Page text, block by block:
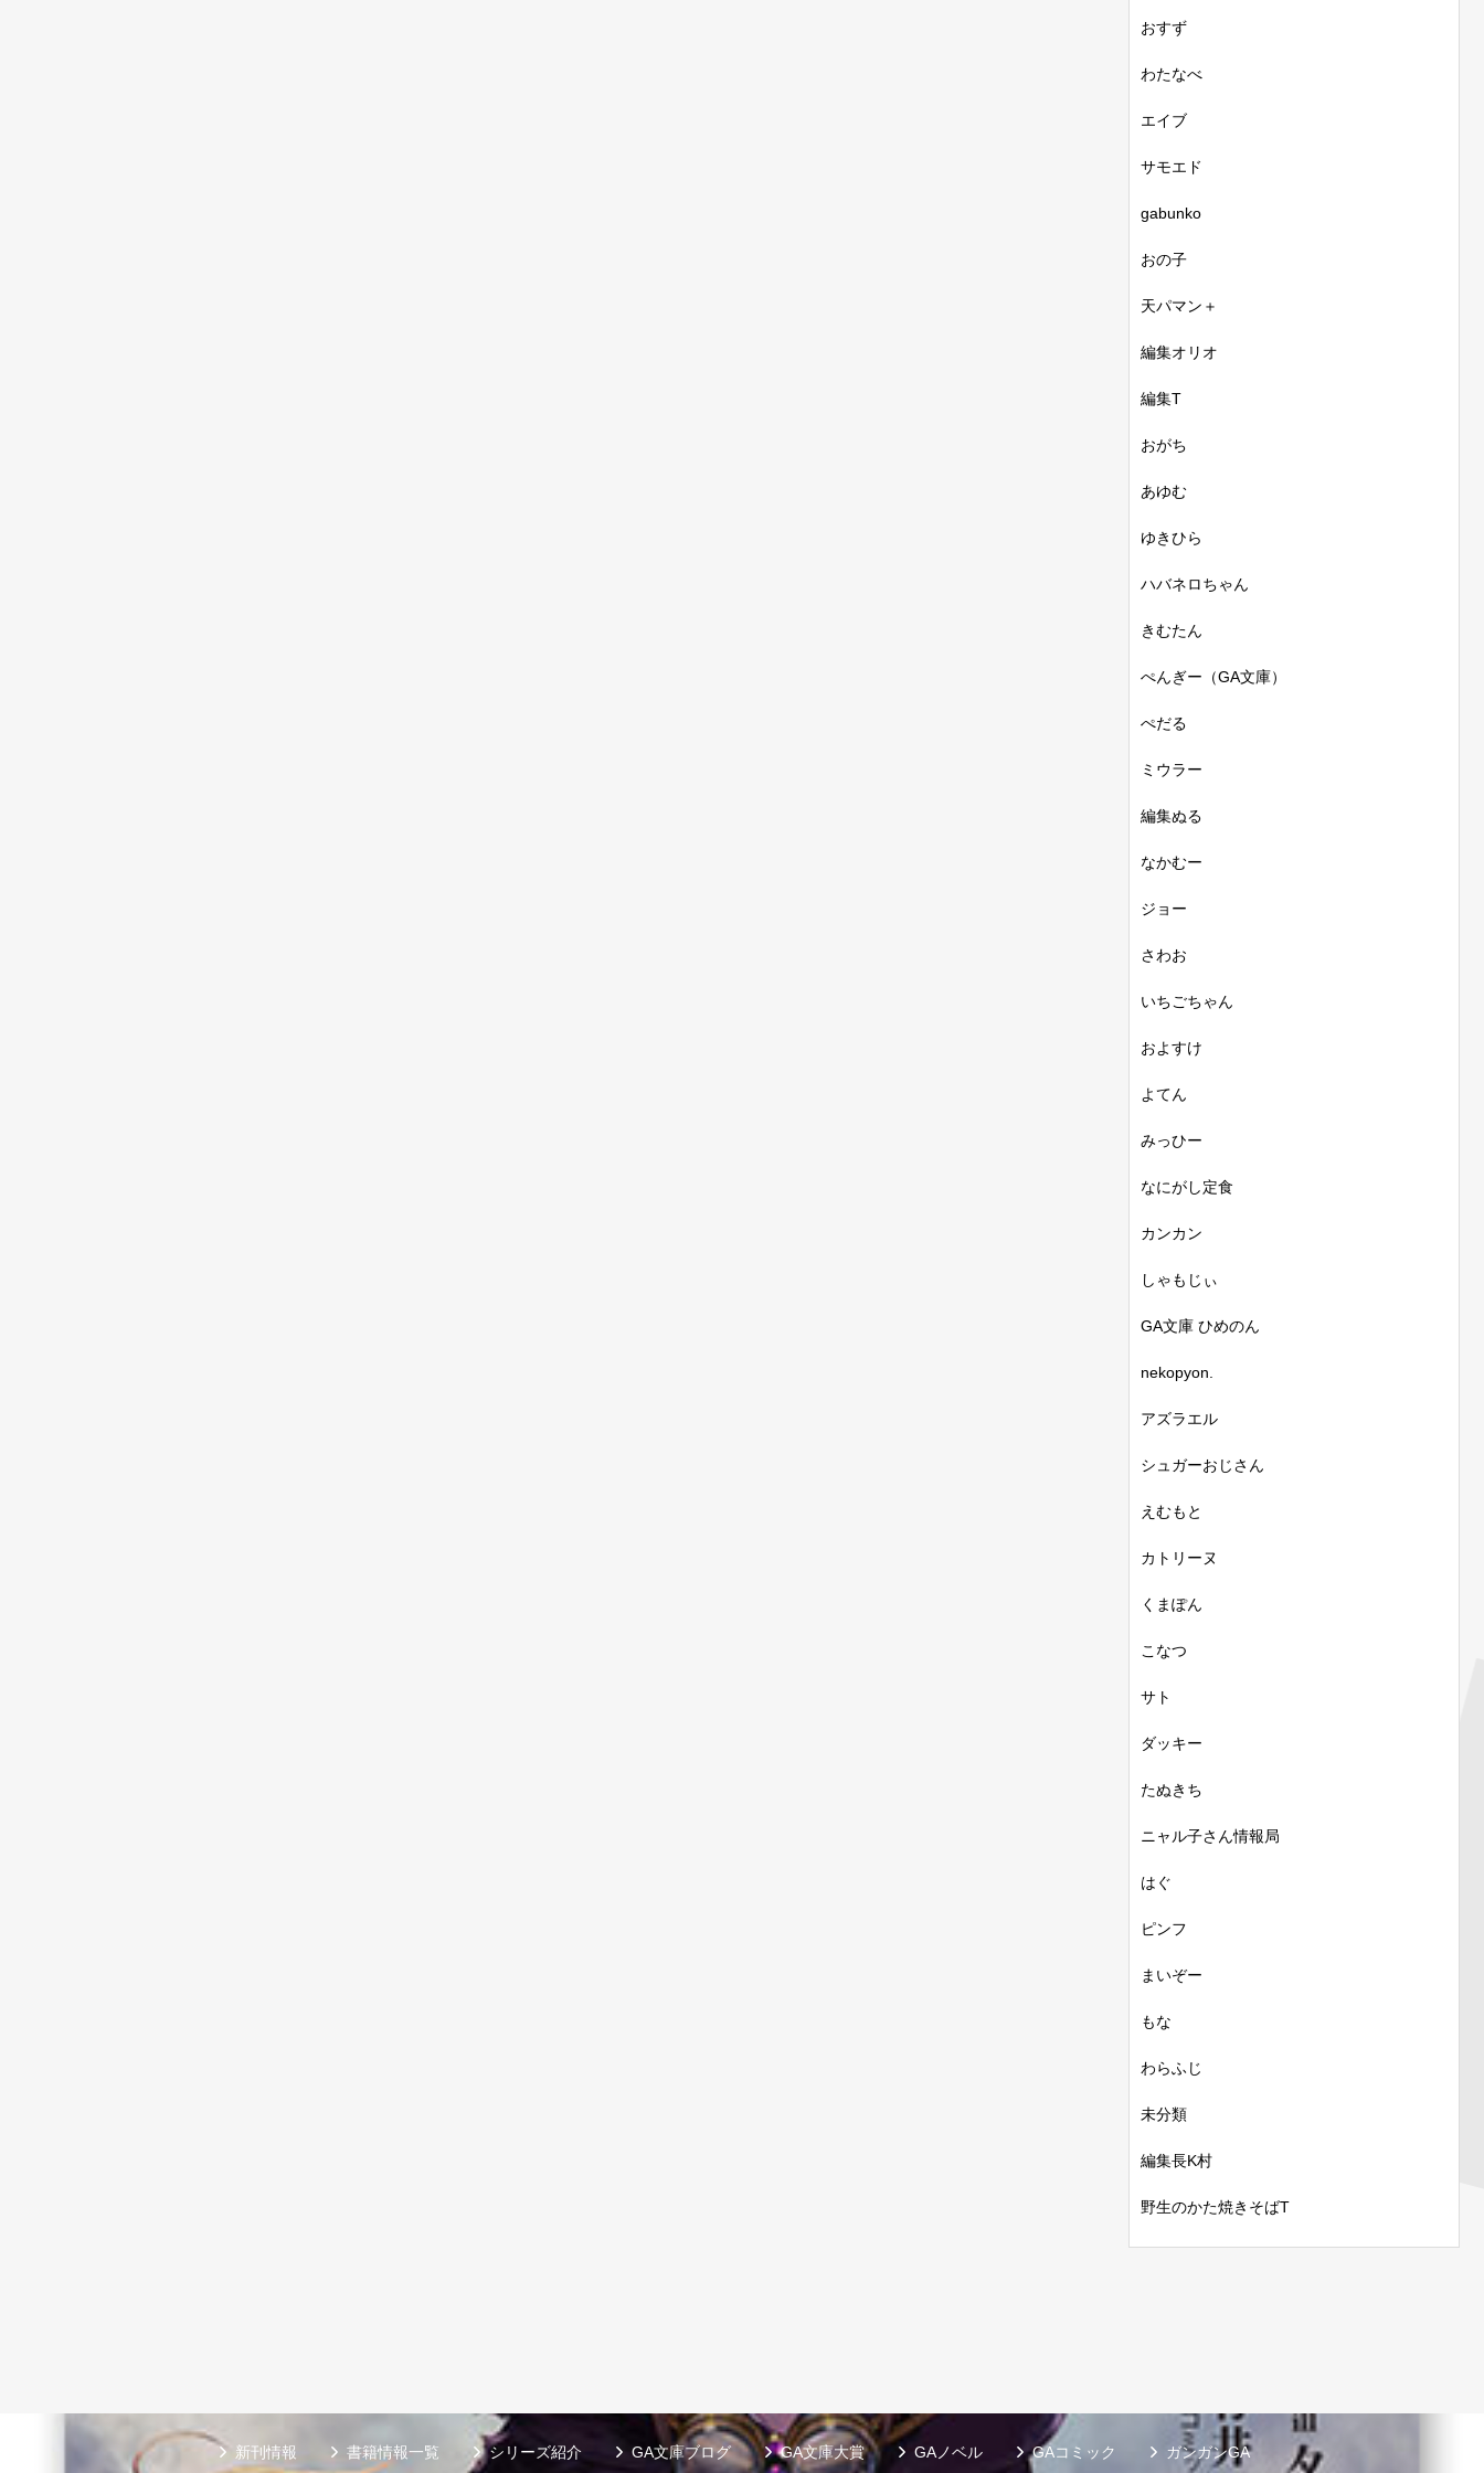
おすず
わたなべ
エイブ
サモエド
gabunko
おの子
天パマン＋
編集オリオ
編集T
おがち
あゆむ
ゆきひら
ハバネロちゃん
きむたん
ぺんぎー（GA文庫）
ぺだる
ミウラー
編集ぬる
なかむー
ジョー
さわお
いちごちゃん
およすけ
よてん
みっひー
なにがし定食
カンカン
しゃもじぃ
GA文庫 ひめのん
nekopyon.
アズラエル
シュガーおじさん
えむもと
カトリーヌ
くまぽん
こなつ
サト
ダッキー
たぬきち
ニャル子さん情報局
はぐ
ピンフ
まいぞー
もな
わらふじ
未分類
編集長K村
野生のかた焼きそばT
新刊情報 書籍情報一覧 シリーズ紹介 GA文庫ブログ GA文庫大賞 GAノベル GAコミック ガンガンGA